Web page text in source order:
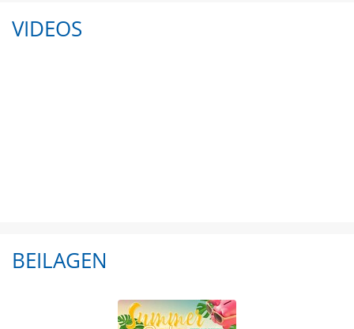
VIDEOS
BEILAGEN